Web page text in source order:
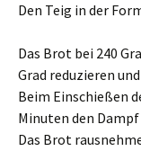
Den Teig in der
Das Brot bei 240
Grad reduzieren
Beim Einschießen
Minuten den
Das Brot